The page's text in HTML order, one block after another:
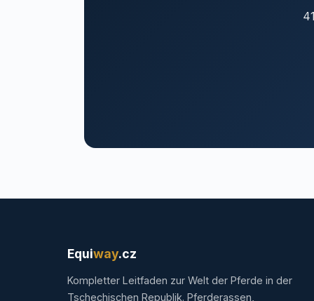
Equiway.cz
Kompletter Leitfaden zur Welt der Pferde in der
Tschechischen Republik. Pferderassen,